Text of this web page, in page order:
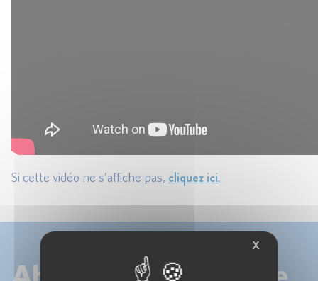
Si cette vidéo ne s’affiche pas, cliquez ici.
X